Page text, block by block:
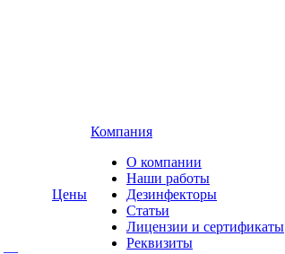
—
Цены
Компания
О компании
Наши работы
Дезинфекторы
Статьи
Лицензии и сертификаты
Реквизиты